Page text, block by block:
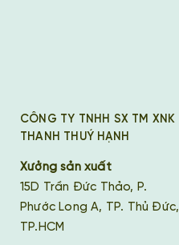
CÔNG TY TNHH SX TM XNK
THANH THUÝ HẠNH
Xưởng sản xuất
15D Trần Đức Thảo, P.
Phước Long A, TP. Thủ Đức,
TP.HCM